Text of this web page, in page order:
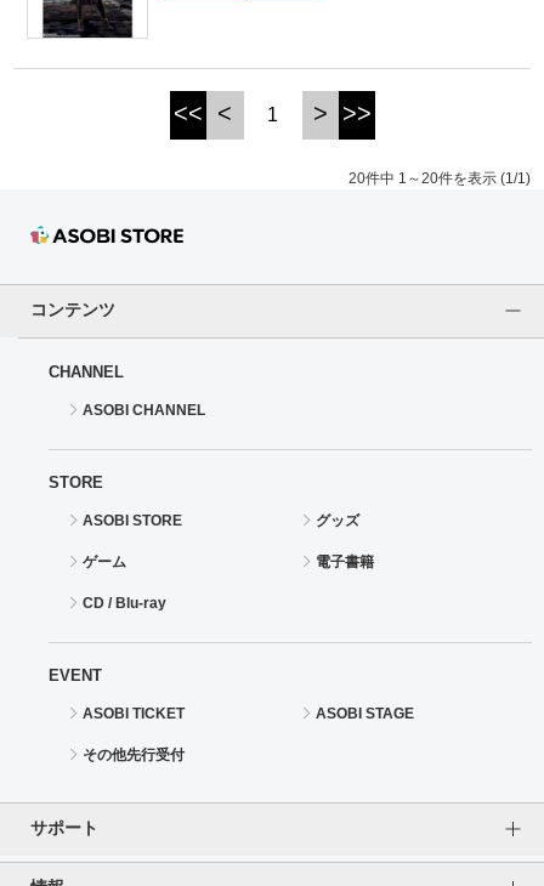
<< < 1 > >>
20件中 1～20件を表示 (1/1)
コンテンツ
CHANNEL
ASOBI CHANNEL
STORE
ASOBI STORE グッズ
ゲーム 電子書籍
CD / Blu-ray
EVENT
ASOBI TICKET ASOBI STAGE
その他先行受付
サポート